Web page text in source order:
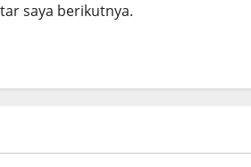
saya berikutnya.